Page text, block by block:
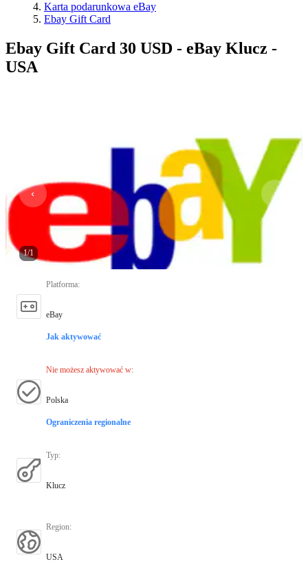
Karta podarunkowa eBay
Ebay Gift Card
Ebay Gift Card 30 USD - eBay Klucz -
USA
1/1
Platforma:
eBay
Jak aktywować
Nie możesz aktywować w:
Polska
Ograniczenia regionalne
Typ:
Klucz
Region:
USA